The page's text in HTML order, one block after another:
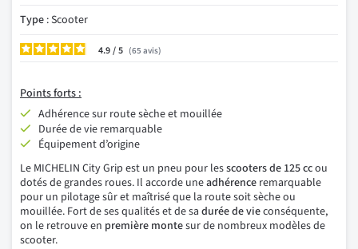
Type : Scooter
4.9/ 65 avis
Pointsforts :
Adhérence sur route sèche et mouillée
Durée de vie remarquable
Équipement d’origine
Le MICHELIN City Grip est un pneu pour lesscooters de 125 ccou
dotés de grandes roues. Il accorde uneadhérence remarquable
pour un pilotage sûr et maîtrisé que la route soit sèche ou
mouillée. Fort de ses qualités et de sa durée de vieconséquente,
on le retrouve en première montesur de nombreux modèles de
scooter.